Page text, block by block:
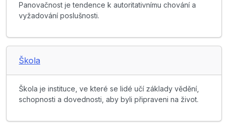
Panovačnost je tendence k autoritativnímu chování a
vyžadování poslušnosti.
Škola
Škola je instituce, ve které se lidé učí základy vědění,
schopnosti a dovednosti, aby byli připraveni na život.